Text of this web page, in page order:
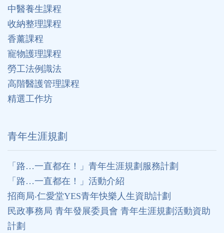
中醫養生課程
收納整理課程
香薰課程
寵物護理課程
勞工法例識法
高階醫護管理課程
精選工作坊
⻘年生涯規劃
「路…一直都在！」青年生涯規劃服務計劃
「路…一直都在！」活動介紹
招商局‧仁愛堂YES青年快樂人生資助計劃
民政事務局 青年發展委員會 青年生涯規劃活動資助
計劃